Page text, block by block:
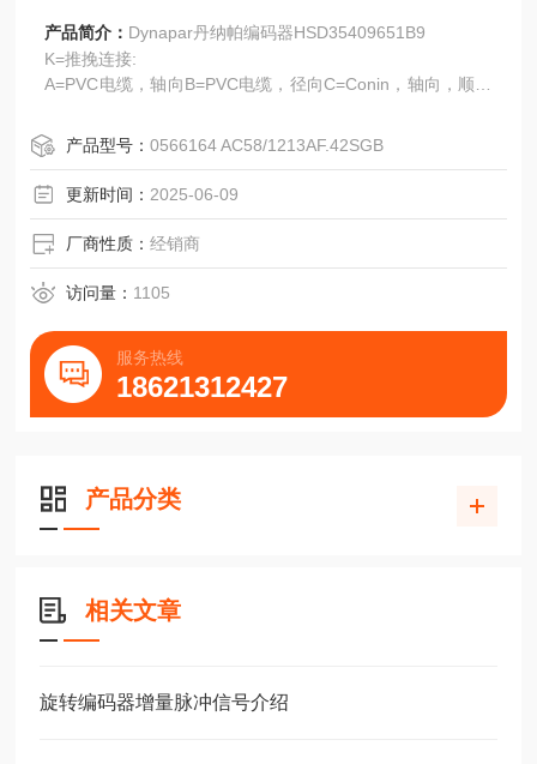
产品简介： Dynapar丹纳帕编码器HSD35409651B9
K=推挽连接:
A=PVC电缆，轴向B=PVC电缆，径向C=Conin，轴向，顺时
D=Conin，径向，顺时针E=TPE电缆，轴向F=TPE电缆，径
向
G=Conin,轴向,逆时针H=Conin,径向,逆时针
J=Binder6极，径向N=Binder6极，轴向
K*=MIL10极,径向O*=MIL10极,轴向
Ａ=直流5V:输出:T=RS
产品型号：0566164 AC58/1213AF.42SGB
更新时间： 2025-06-09
厂商性质：经销商
访问量： 1105
服务热线
18621312427
产品分类
相关文章
旋转编码器增量脉冲信号介绍